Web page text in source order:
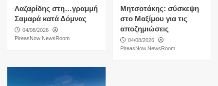
Λαζαρίδης στη…γραμμή
Σαμαρά κατά Δόμνας
04/08/2026
PireasNow NewsRoom
Μητσοτάκης: σύσκεψη
στο Μαξίμου για τις
αποζημιώσεις
04/08/2026
PireasNow NewsRoom